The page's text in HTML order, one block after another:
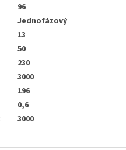
96
Jednofázový
13
50
230
3000
196
0,6
: 3000